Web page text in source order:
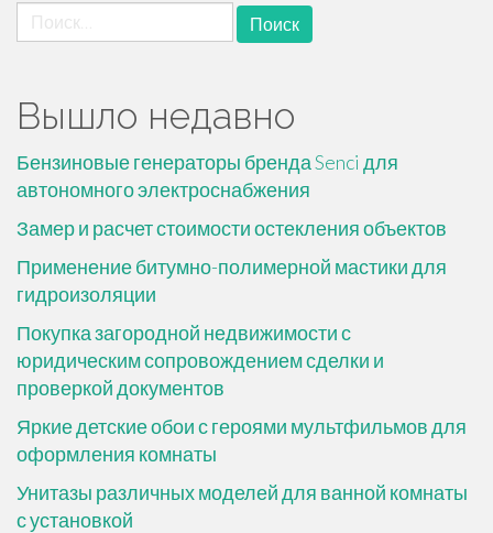
Найти:
Вышло недавно
Бензиновые генераторы бренда Senci для
автономного электроснабжения
Замер и расчет стоимости остекления объектов
Применение битумно-полимерной мастики для
гидроизоляции
Покупка загородной недвижимости с
юридическим сопровождением сделки и
проверкой документов
Яркие детские обои с героями мультфильмов для
оформления комнаты
Унитазы различных моделей для ванной комнаты
с установкой